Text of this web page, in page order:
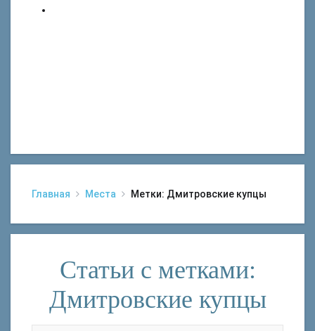
Главная Места Метки: Дмитровские купцы
Статьи с метками:
Дмитровские купцы